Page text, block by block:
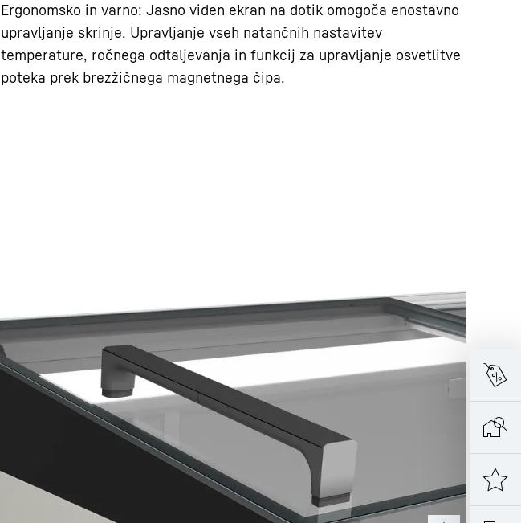
Ergonomsko in varno: Jasno viden ekran na dotik omogoča enostavno
upravljanje skrinje. Upravljanje vseh natančnih nastavitev
temperature, ročnega odtaljevanja in funkcij za upravljanje osvetlitve
poteka prek brezžičnega magnetnega čipa.